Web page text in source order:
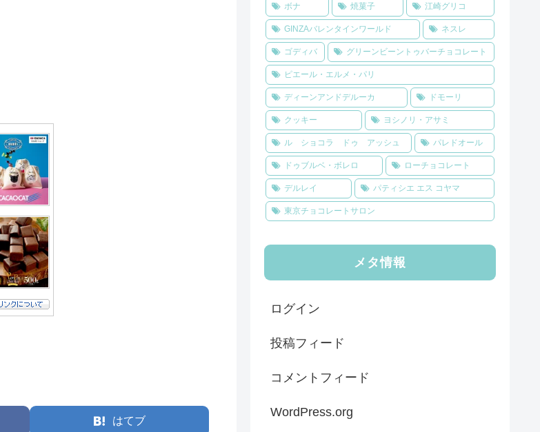
はてブ
ボナ 焼菓子 江崎グリコ
GINZAバレンタインワールド ネスレ
ゴディバ グリーンビーントゥバーチョコレート
ピエール・エルメ・パリ
ディーンアンドデルーカ ドモーリ
クッキー ヨシノリ・アサミ
ル ショコラ ドゥ アッシュ パレドオール
ドゥブルベ・ボレロ ローチョコレート
デルレイ パティシエ エス コヤマ
東京チョコレートサロン
メタ情報
ログイン
投稿フィード
コメントフィード
WordPress.org